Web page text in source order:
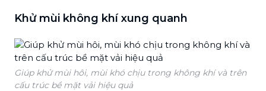
Khử mùi không khí xung quanh
Giúp khử mùi hôi, mùi khó chịu trong không khí và trên
cấu trúc bề mặt vải hiệu quả